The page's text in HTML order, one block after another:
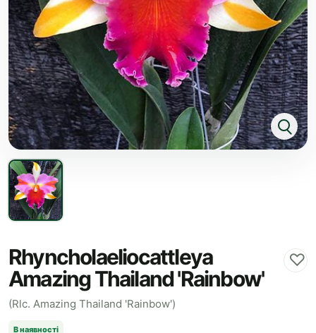
Rhyncholaeliocattleya
Amazing Thailand 'Rainbow'
♡
(Rlc. Amazing Thailand 'Rainbow')
В наявності